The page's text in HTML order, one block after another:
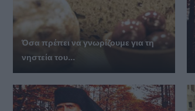
Όσα πρέπει να γνωρίζουμε για τη
νηστεία του...